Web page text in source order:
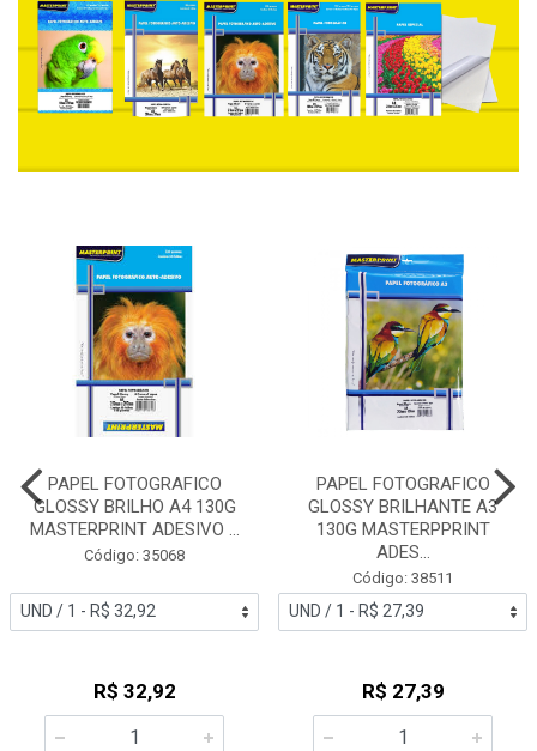
PAPEL FOTOGRAFICO
GLOSSY BRILHO A4 130G
MASTERPRINT ADESIVO ...
Código: 35068
R$ 32,92
PAPEL FOTOGRAFICO
GLOSSY BRILHANTE A3
130G MASTERPPRINT
ADES...
Código: 38511
R$ 27,39